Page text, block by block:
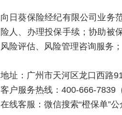
向日葵保险经纪有限公司业务
险人、办理投保手续；协助被
风险评估、风险管理咨询服务
地址：广州市天河区龙口西路
客户服务热线：400-666-7839
在线客服：微信搜索“橙保单”